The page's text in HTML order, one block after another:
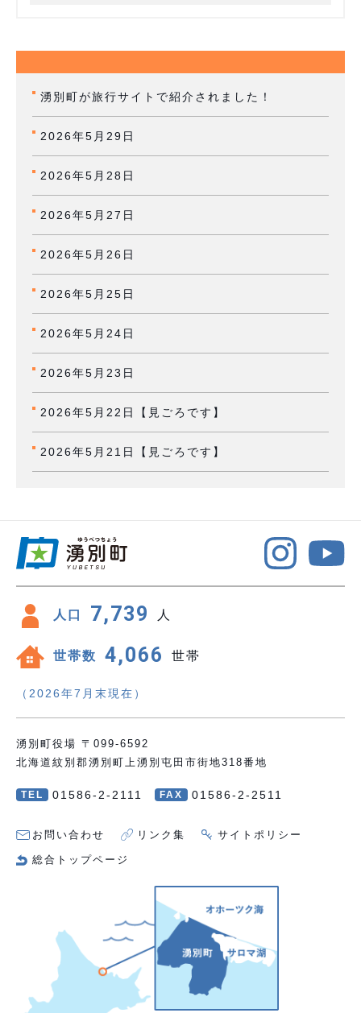
湧別町が旅行サイトで紹介されました！
2026年5月29日
2026年5月28日
2026年5月27日
2026年5月26日
2026年5月25日
2026年5月24日
2026年5月23日
2026年5月22日【見ごろです】
2026年5月21日【見ごろです】
人口 7,739 人
世帯数 4,066 世帯
（2026年7月末現在）
湧別町役場 〒099-6592
北海道紋別郡湧別町上湧別屯田市街地318番地
TEL 01586-2-2111 FAX 01586-2-2511
お問い合わせ リンク集 サイトポリシー
総合トップページ